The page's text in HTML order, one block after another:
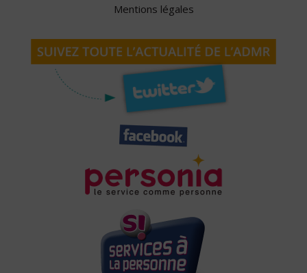
Mentions légales